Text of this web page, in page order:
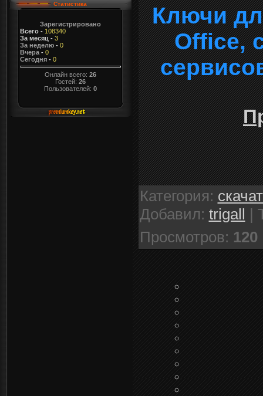
Статистика
Зарегистрировано
Всего- 108340
За месяц - 3
За неделю- 0
Вчера- 0
Сегодня- 0
Онлайн всего: 26
Гостей: 26
Пользователей: 0
Ключи
Office,
Категория:
Добавил: trigall |
Просмотров: 120